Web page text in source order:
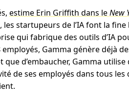
estime Erin Griffith dans leNew
startupeurs de l’IA font la fine
qui fabrique des outils d’IA
Gamma génère déjà
d’embaucher, Gamma utilise
de ses employés dans tous les